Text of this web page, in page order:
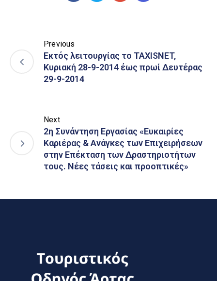
Previous
Εκτός λειτουργίας το TAXISNET,
Κυριακή 28-9-2014 έως πρωί Δευτέρας
29-9-2014
Next
2η Συνάντηση Εργασίας «Ευκαιρίες
Καριέρας & Ανάγκες των Επιχειρήσεων
στην Επέκταση των Δραστηριοτήτων
τους. Νέες τάσεις και προοπτικές»